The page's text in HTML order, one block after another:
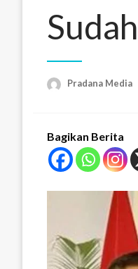
Pradana Media
Bagikan Berita